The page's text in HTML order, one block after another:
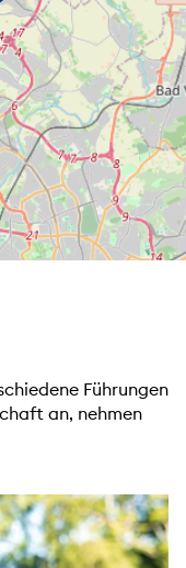
Führungen
an, nehmen